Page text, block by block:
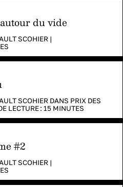
du vide
SCOHIER |
SCOHIER DANS PRIX DES
LECTURE : 15 MINUTES
#2
SCOHIER |